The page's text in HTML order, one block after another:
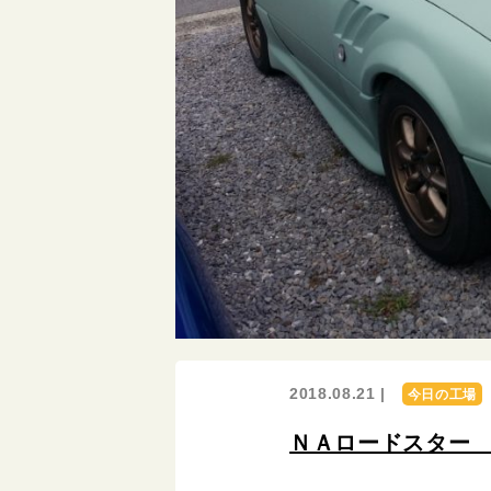
2018.08.21 | 今日の工場
ＮＡロードスター